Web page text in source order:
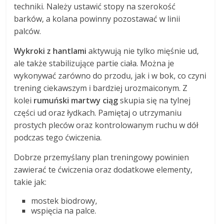
techniki. Należy ustawić stopy na szerokość
barków, a kolana powinny pozostawać w linii
palców.
Wykroki z hantlami aktywują nie tylko mięśnie ud,
ale także stabilizujące partie ciała. Można je
wykonywać zarówno do przodu, jak i w bok, co czyni
trening ciekawszym i bardziej urozmaiconym. Z
kolei rumuński martwy ciągskupia się na tylnej
części ud oraz łydkach. Pamiętaj o utrzymaniu
prostych pleców oraz kontrolowanym ruchu w dół
podczas tego ćwiczenia.
Dobrze przemyślany plan treningowy powinien
zawierać te ćwiczenia oraz dodatkowe elementy,
takie jak:
mostek biodrowy,
wspięcia na palce.